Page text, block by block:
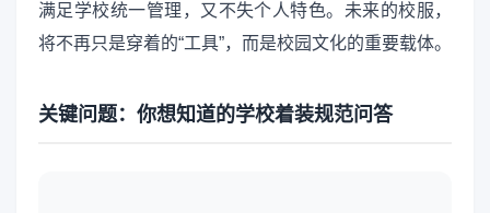
满足学校统一管理，又不失个人特色。未来的校服，
将不再只是穿着的“工具”，而是校园文化的重要载体。
关键问题：你想知道的学校着装规范问答